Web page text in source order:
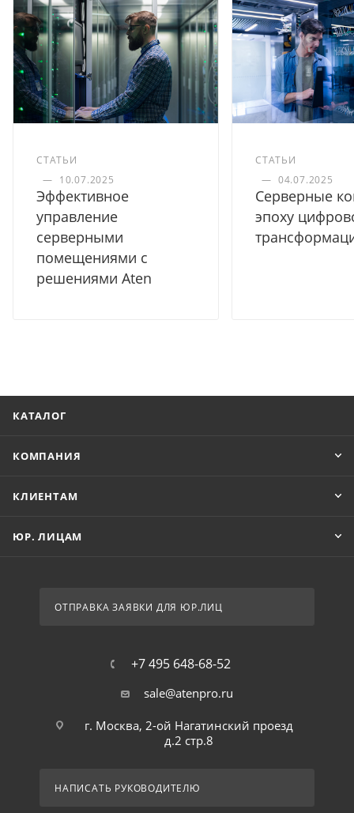
СТАТЬИ
— 10.07.2025
Эффективное
управление
серверными
помещениями с
решениями Aten
СТАТЬИ
— 04.07.2025
Серверные
эпоху
КАТАЛОГ
КОМПАНИЯ
КЛИЕНТАМ
ЮР. ЛИЦАМ
ОТПРАВКА ЗАЯВКИ ДЛЯ ЮР.ЛИЦ
+7 495 648-68-52
sale@atenpro.ru
г. Москва, 2-ой Нагатинский проезд
д.2 стр.8
НАПИСАТЬ РУКОВОДИТЕЛЮ